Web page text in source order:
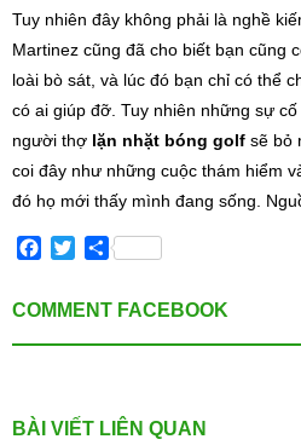
Tuy nhiên đây không phải là nghề
Martinez cũng đã cho biết bạn cũng
loài bò sát, và lúc đó bạn chỉ có thể
có ai giúp đỡ. Tuy nhiên những sự
người thợ lặn nhặt bóng golf sẽ bỏ
coi đây như những cuộc thám hiểm
đó họ mới thấy mình đang sống.
Facebook
TwitterShare
COMMENT FACEBOOK
BÀI VIẾT LIÊN QUAN